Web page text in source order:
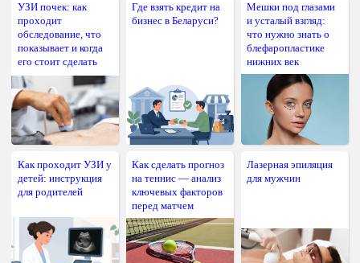
УЗИ почек: как
проходит
обследование, что
показывает и когда
его стоит сделать
Где взять кредит на
бизнес в Беларуси?
Мешки под глазами
и усталый взгляд:
что нужно знать о
блефаропластике
нижних век
Как проходит УЗИ у
детей: инструкция
для родителей
Как сделать прогноз
на теннис — анализ
ключевых факторов
перед матчем
Лазерная эпиляция
для мужчин